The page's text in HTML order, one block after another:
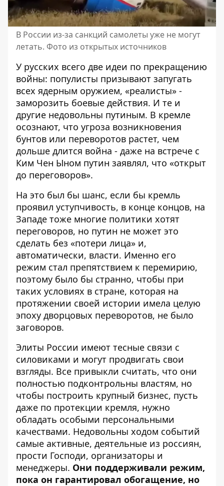
В России из-за санкций самолеты уже не могут
летать. Фото из открытых источников
У русских всего две идеи по прекращению
войны: популисты призывают запугать
всех ядерным оружием, «реалисты» -
заморозить боевые действия. И те и
другие недовольны путиным. В кремле
осознают, что угроза возникновения
бунтов или переворотов растет, чем
дольше длится война - даже на встрече с
Ким Чен Ыном путин заявлял, что «открыт
до переговоров».
На это был бы шанс, если бы кремль
проявил уступчивость, в конце концов, на
Западе тоже многие политики хотят
переговоров, но путин не может это
сделать без «потери лица» и,
автоматически, власти. Именно его
режим стал препятствием к перемирию,
поэтому было бы странно, чтобы при
таких условиях в стране, которая на
протяжении своей истории имела целую
эпоху дворцовых переворотов, не было
заговоров.
Элиты России имеют тесные связи с
силовиками и могут продвигать свои
взгляды. Все привыкли считать, что они
полностью подконтрольны властям, но
чтобы построить крупный бизнес, пусть
даже по протекции кремля, нужно
обладать особыми персональными
качествами. Недовольны ходом событий
самые активные, деятельные из россиян,
прости Господи, организаторы и
менеджеры. Они поддерживали режим,
пока он гарантировал обогащение, но